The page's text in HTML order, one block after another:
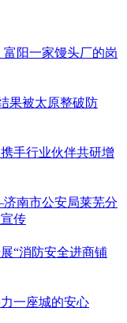
阳一家馒头厂的岗
果被太原整破防
手行业伙伴共研增
南市公安局莱芜分
传
“消防安全进商铺
一座城的安心